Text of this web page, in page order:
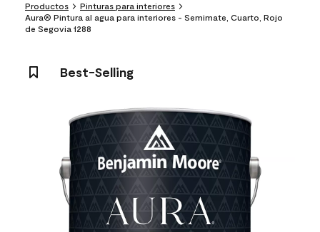
Productos
Pinturas para interiores
Aura® Pintura al agua para interiores - Semimate, Cuarto, Rojo
de Segovia 1288
Best-Selling